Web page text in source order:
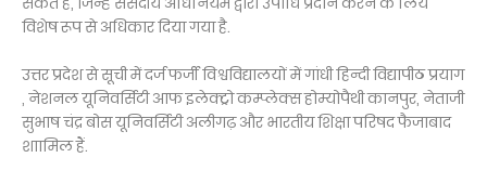
विशेष रूप से अधिकार दिया गया है.
उत्तर प्रदेश से सूची में दर्ज फर्जी विश्वविद्यालयों में गांधी हिन्दी विद्यापीठ प्रयाग
, नेशनल यूनिवर्सिटी आफ इलेक्ट्रो कम्प्लेक्स होम्योपैथी कानपुर, नेताजी
सुभाष चंद्र बोस यूनिवर्सिटी अलीगढ़ और भारतीय शिक्षा परिषद फैजाबाद
शाामिल हैं.